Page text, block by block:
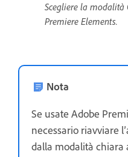
Scegliere la modalità
Premiere Elements.
Nota
Se usate Adobe
necessario riavviare
dalla modalità chiara